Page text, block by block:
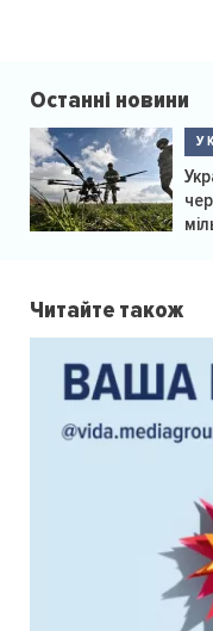
Останні новини
Читайте також